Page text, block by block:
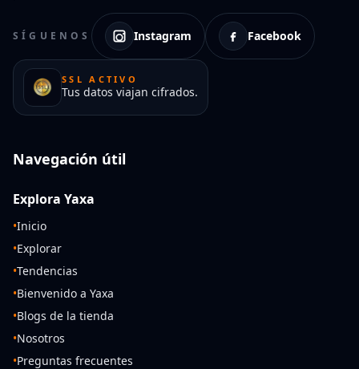
SÍGUENOS Instagram Facebook
SSL ACTIVO
Tus datos viajan cifrados.
Navegación útil
Explora Yaxa
•Inicio
•Explorar
•Tendencias
•Bienvenido a Yaxa
•Blogs de la tienda
•Nosotros
•Preguntas frecuentes